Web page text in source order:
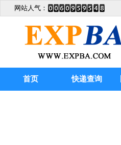
网站人气：
首页 快递查询